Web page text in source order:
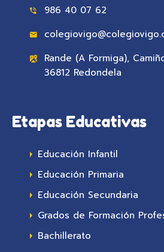
986 40 07 62
Rande (A Formiga),
36812 Redondela
Etapas Educativas
Educación Infantil
Educación Primaria
Educación Secundaria
Grados de Formación
Bachillerato